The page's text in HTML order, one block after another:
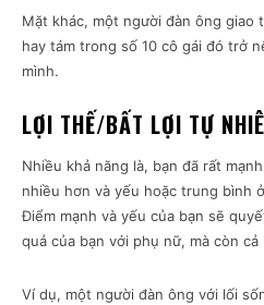
Mặt khác, một người đàn ông
hay tám trong số 10 cô gái đó trở
mình.
LỢI THẾ/BẤT LỢI TỰ
Nhiều khả năng là, bạn đã rất
nhiều hơn và yếu hoặc trung bình
Điểm mạnh và yếu của bạn sẽ
quả của bạn với phụ nữ, mà còn
Ví dụ, một người đàn ông với lối